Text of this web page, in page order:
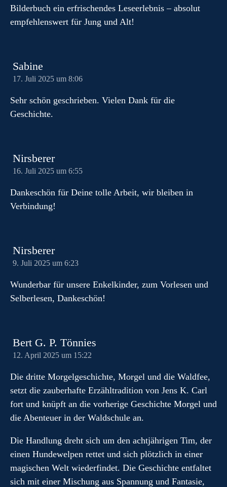
Bilderbuch ein erfrischendes Leseerlebnis – absolut
empfehlenswert für Jung und Alt!
Sabine
17. Juli 2025 um 8:06
Sehr schön geschrieben. Vielen Dank für die
Geschichte.
Nirsberer
16. Juli 2025 um 6:55
Dankeschön für Deine tolle Arbeit, wir bleiben in
Verbindung!
Nirsberer
9. Juli 2025 um 6:23
Wunderbar für unsere Enkelkinder, zum Vorlesen und
Selberlesen, Dankeschön!
Bert G. P. Tönnies
12. April 2025 um 15:22
Die dritte Morgelgeschichte, Morgel und die Waldfee,
setzt die zauberhafte Erzähltradition von Jens K. Carl
fort und knüpft an die vorherige Geschichte Morgel und
die Abenteuer in der Waldschule an.
Die Handlung dreht sich um den achtjährigen Tim, der
einen Hundewelpen rettet und sich plötzlich in einer
magischen Welt wiederfindet. Die Geschichte entfaltet
sich mit einer Mischung aus Spannung und Fantasie,